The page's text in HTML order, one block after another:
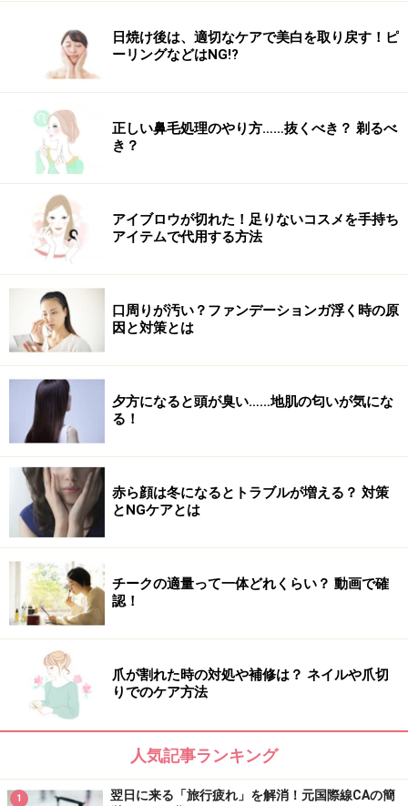
日焼け後は、適切なケアで美白を取り戻す！ピ
ーリングなどはNG!?
正しい鼻毛処理のやり方……抜くべき？ 剃るべ
き？
アイブロウが切れた！足りないコスメを手持ち
アイテムで代用する方法
口周りが汚い？ファンデーションガ浮く時の原
因と対策とは
夕方になると頭が臭い……地肌の匂いが気にな
る！
赤ら顔は冬になるとトラブルが増える？ 対策
とNGケアとは
チークの適量って一体どれくらい？ 動画で確
認！
爪が割れた時の対処や補修は？ ネイルや爪切
りでのケア方法
人気記事ランキング
1
翌日に来る「旅行疲れ」を解消！元国際線CAの簡